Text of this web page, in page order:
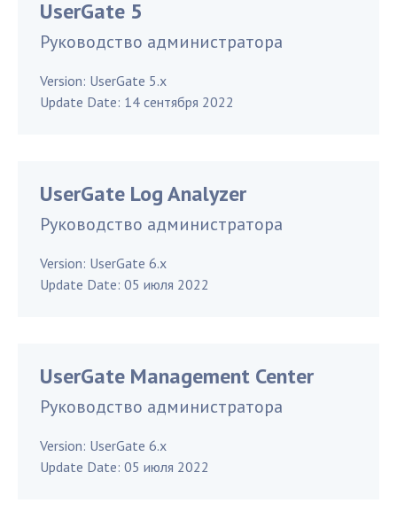
UserGate 5
Руководство администратора
Version: UserGate 5.x
Update Date: 14 сентября 2022
UserGate Log Analyzer
Руководство администратора
Version: UserGate 6.x
Update Date: 05 июля 2022
UserGate Management Center
Руководство администратора
Version: UserGate 6.x
Update Date: 05 июля 2022